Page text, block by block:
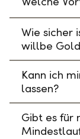
Wie sicher
willbe
Kann ich
lassen?
Gibt es für